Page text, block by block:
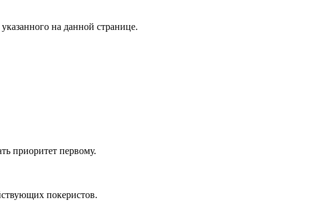
на данной странице.
приоритет первому.
покеристов.